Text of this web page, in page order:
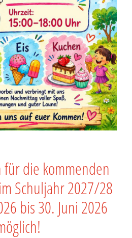
die kommenden
Schuljahr 2027/28
bis 30. Juni 2026